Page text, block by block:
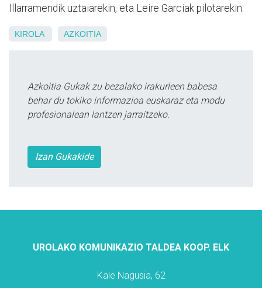
Illarramendik uztaiarekin, eta Leire Garciak pilotarekin.
KIROLA AZKOITIA
Azkoitia Gukak zu bezalako irakurleen babesa
behar du tokiko informazioa euskaraz eta modu
profesionalean lantzen jarraitzeko.
Izan Gukakide
UROLAKO KOMUNIKAZIO TALDEA KOOP. ELK
Kale Nagusia, 62